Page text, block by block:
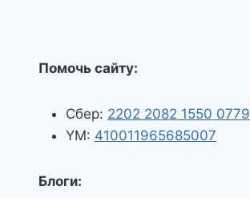
Помочь сайту:
Сбер: 2202 2082 1550 0779
YM: 410011965685007
Блоги: